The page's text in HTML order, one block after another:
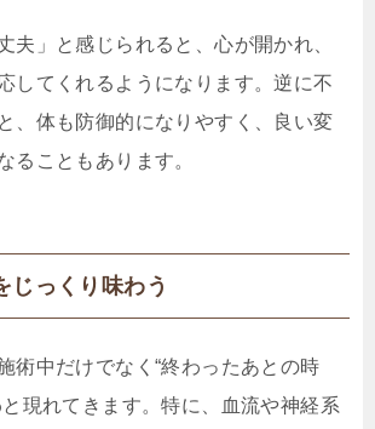
夫」と感じられると、心が開かれ、
してくれるようになります。逆に不
、体も防御的になりやすく、良い変
ることもあります。
じっくり味わう
術中だけでなく“終わったあとの時
と現れてきます。特に、血流や神経系